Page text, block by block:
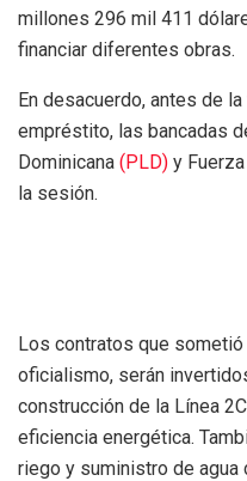
millones 296 mil 411
financiar diferentes obras.
En desacuerdo, antes de
empréstito, las bancadas
Dominicana (PLD) y
la sesión.
Los contratos que
oficialismo, serán
construcción de la Línea
eficiencia energética.
riego y suministro de agua